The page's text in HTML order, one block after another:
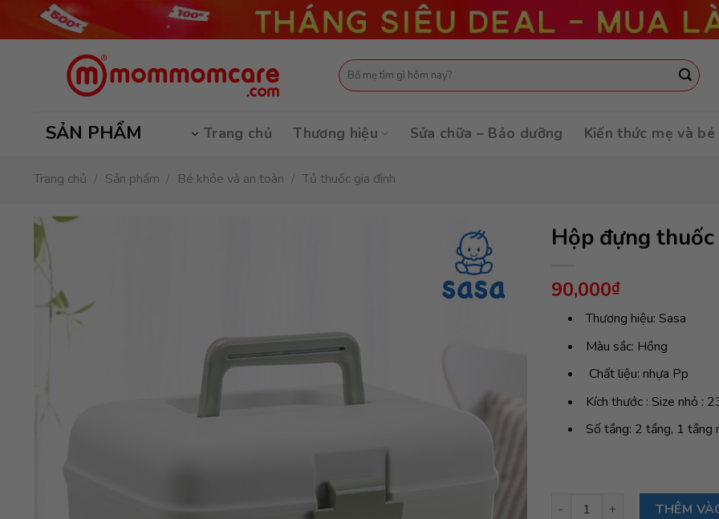
Tìm
kiếm:
SẢN PHẨM Trang chủ Thương hiệu Sửa chữa – Bảo dưỡng Kiến thức mẹ và bé
Trang chủ / Sản phẩm / Bé khỏe và an toàn / Tủ thuốc gia đình
Hộp đựng
90,000₫
Thương hiệu: Sasa
Màu sắc: Hồng
Chất liệu: nhựa Pp
Kích thước : Size nhỏ :
Số tầng: 2 tầng, 1 tầng
Hộp đựng thuốc Sasa màu
THÊM